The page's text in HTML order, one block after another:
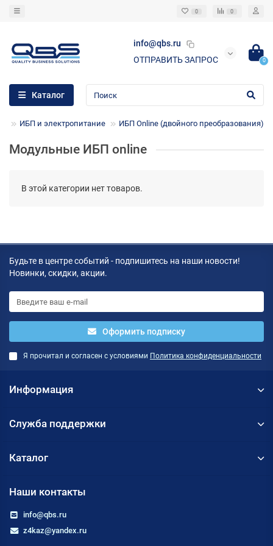
0 0
info@qbs.ru
ОТПРАВИТЬ ЗАПРОС
0
Каталог
ИБП и электропитание ИБП Online (двойного преобразования)
Модульные ИБП online
В этой категории нет товаров.
Будьте в центре событий - подпишитесь на наши новости!
Новинки, скидки, акции.
Оформить подписку
Я прочитал и согласен с условиями Политика конфиденциальности
Информация
Служба поддержки
Каталог
Наши контакты
info@qbs.ru
z4kaz@yandex.ru